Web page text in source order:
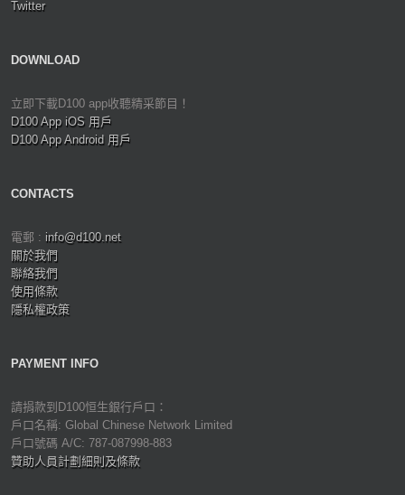
Twitter
DOWNLOAD
立即下載D100 app收聽精采節目！
D100 App iOS 用戶
D100 App Android 用戶
CONTACTS
電郵 : info@d100.net
關於我們
聯絡我們
使用條款
隱私權政策
PAYMENT INFO
請捐款到D100恒生銀行戶口：
戶口名稱: Global Chinese Network Limited
戶口號碼 A/C: 787-087998-883
贊助人員計劃細則及條款